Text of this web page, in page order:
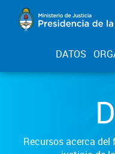
DATOS
Recursos acerca